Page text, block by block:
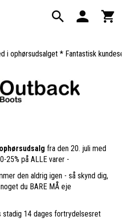
* Fantastisk
fra den 20. juli med
25% på ALLE varer -
den aldrig igen - så skynd dig,
du BARE MÅ eje
stadig 14 dages fortrydelsesret